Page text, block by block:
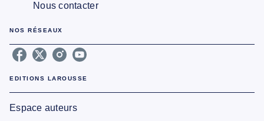
Nous contacter
NOS RÉSEAUX
EDITIONS LAROUSSE
Espace auteurs